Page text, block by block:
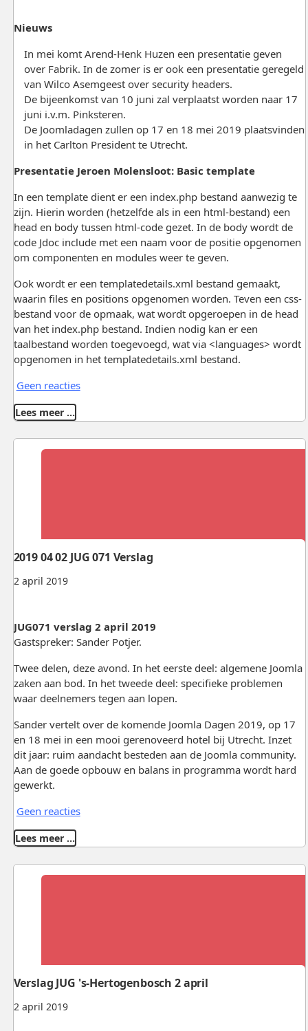
Nieuws
In mei komt Arend-Henk Huzen een presentatie geven
over Fabrik. In de zomer is er ook een presentatie geregeld
van Wilco Asemgeest over security headers.
De bijeenkomst van 10 juni zal verplaatst worden naar 17
juni i.v.m. Pinksteren.
De Joomladagen zullen op 17 en 18 mei 2019 plaatsvinden
in het Carlton President te Utrecht.
Presentatie Jeroen Molensloot: Basic template
In een template dient er een index.php bestand aanwezig te
zijn. Hierin worden (hetzelfde als in een html-bestand) een
head en body tussen html-code gezet. In de body wordt de
code Jdoc include met een naam voor de positie opgenomen
om componenten en modules weer te geven.
Ook wordt er een templatedetails.xml bestand gemaakt,
waarin files en positions opgenomen worden. Teven een css-
bestand voor de opmaak, wat wordt opgeroepen in de head
van het index.php bestand. Indien nodig kan er een
taalbestand worden toegevoegd, wat via <languages> wordt
opgenomen in het templatedetails.xml bestand.
Geen reacties
Lees meer …
2 april 2019
2019 04 02 JUG 071 Verslag
JUG071 verslag 2 april 2019
Gastspreker: Sander Potjer.
Twee delen, deze avond. In het eerste deel: algemene Joomla
zaken aan bod. In het tweede deel: specifieke problemen
waar deelnemers tegen aan lopen.
Sander vertelt over de komende Joomla Dagen 2019, op 17
en 18 mei in een mooi gerenoveerd hotel bij Utrecht. Inzet
dit jaar: ruim aandacht besteden aan de Joomla community.
Aan de goede opbouw en balans in programma wordt hard
gewerkt.
Geen reacties
Lees meer …
2 april 2019
Verslag JUG 's-Hertogenbosch 2 april